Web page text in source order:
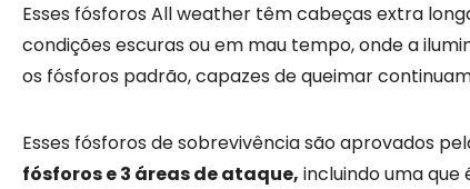
Esses fósforos All weather têm cabeças extra
condições escuras ou em mau tempo, onde a
os fósforos padrão, capazes de queimar
Esses fósforos de sobrevivência são aprovados
fósforos e 3 áreas de ataque, incluindo uma